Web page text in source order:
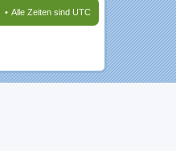
Alle Zeiten sind UTC